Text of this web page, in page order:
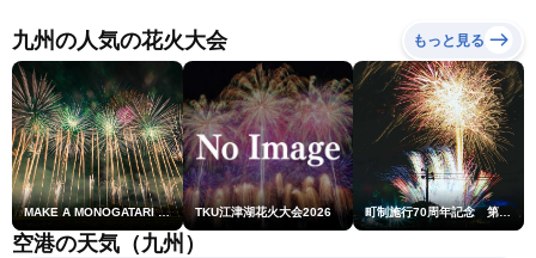
ュースLiVEイブニング・小
川千奈／内藤邦裕〉
九州の人気の花火大会 もっと見る
MAKE A MONOGATARI 2026 TKU江津湖花火大会2026
空港の天気（九州）